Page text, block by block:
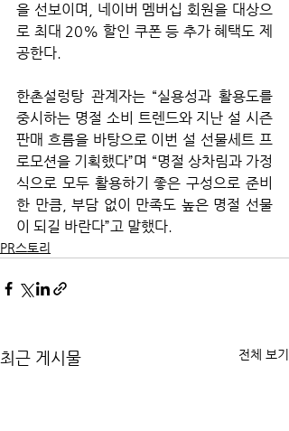
을 선보이며, 네이버 멤버십 회원을 대상으
로 최대 20% 할인 쿠폰 등 추가 혜택도 제
공한다.
한촌설렁탕 관계자는 “실용성과 활용도를
중시하는 명절 소비 트렌드와 지난 설 시즌
판매 흐름을 바탕으로 이번 설 선물세트 프
로모션을 기획했다”며 “명절 상차림과 가정
식으로 모두 활용하기 좋은 구성으로 준비
한 만큼, 부담 없이 만족도 높은 명절 선물
이 되길 바란다”고 말했다.
PR스토리
최근 게시물 전체 보기